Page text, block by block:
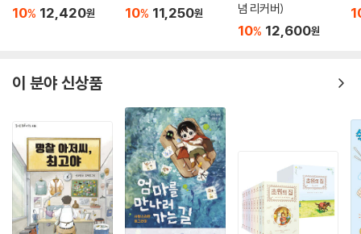
10% 12,420원 10% 11,250원
념 리커버)
10% 12,600원
이 분야 신상품